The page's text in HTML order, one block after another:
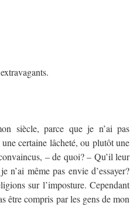
siècle, parce que je n’ai pas
certaine lâcheté, ou plutôt une
– de quoi? – Qu’il leur
n’ai même pas envie d’essayer?
sur l’imposture. Cependant
être compris par les gens de mon